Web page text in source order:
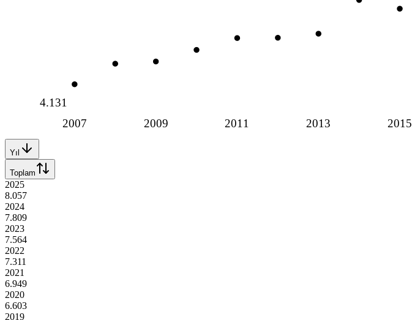
2007 2009 2011 2013 2015
4.131
Yıl
Toplam
2025
8.057
2024
7.809
2023
7.564
2022
7.311
2021
6.949
2020
6.603
2019